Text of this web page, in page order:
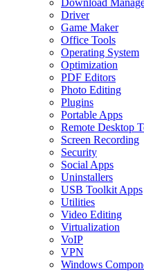
Download
Driver
Game Maker
Office Tools
Operating System
Optimization
PDF Editors
Photo Editing
Plugins
Portable Apps
Remote Desktop
Screen Recording
Security
Social Apps
Uninstallers
USB Toolkit Apps
Utilities
Video Editing
Virtualization
VoIP
VPN
Windows